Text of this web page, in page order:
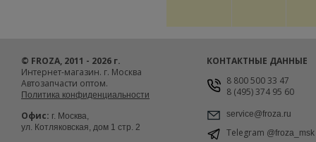
© FROZA, 2011 - 2026 г.
Интернет-магазин. г. Москва
Автозапчасти оптом.
Политика конфиденциальности
Офис: г. Москва,
ул. Котляковская, дом 1 стр. 2
КОНТАКТНЫЕ ДАННЫЕ
8 800 500 33 47
8 (495) 374 95 60
service@froza.ru
Telegram @froza_msk